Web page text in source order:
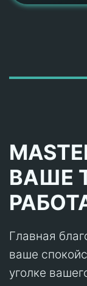
ВАШЕ
Главная
ваше
уголке